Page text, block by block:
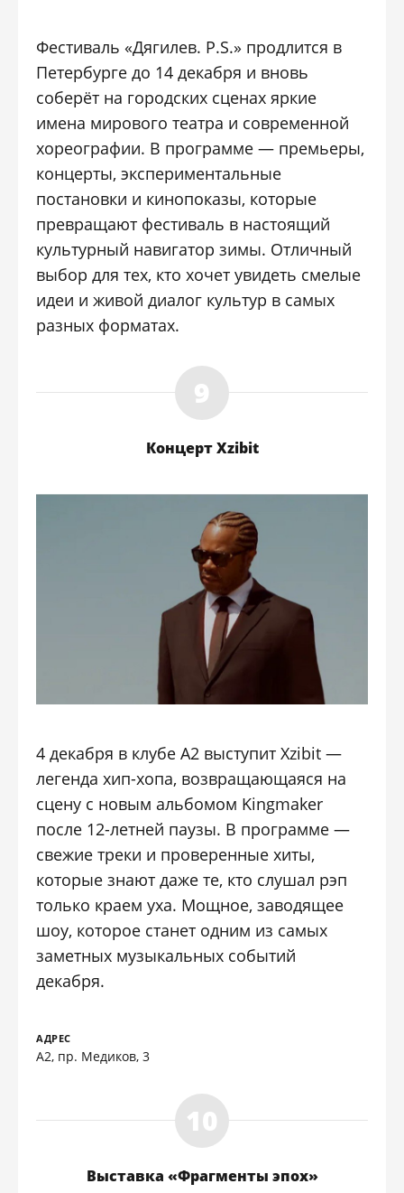
Фестиваль «Дягилев. P.S.» продлится в
Петербурге до 14 декабря и вновь
соберёт на городских сценах яркие
имена мирового театра и современной
хореографии. В программе — премьеры,
концерты, экспериментальные
постановки и кинопоказы, которые
превращают фестиваль в настоящий
культурный навигатор зимы. Отличный
выбор для тех, кто хочет увидеть смелые
идеи и живой диалог культур в самых
разных форматах.
Концерт Xzibit
4 декабря в клубе А2 выступит Xzibit —
легенда хип-хопа, возвращающаяся на
сцену с новым альбомом Kingmaker
после 12-летней паузы. В программе —
свежие треки и проверенные хиты,
которые знают даже те, кто слушал рэп
только краем уха. Мощное, заводящее
шоу, которое станет одним из самых
заметных музыкальных событий
декабря.
АДРЕС
А2, пр. Медиков, 3
Выставка «Фрагменты эпох»